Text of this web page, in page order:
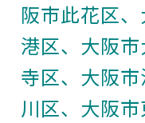
阪市此花区
港区、大阪
寺区、大阪
川区、大阪